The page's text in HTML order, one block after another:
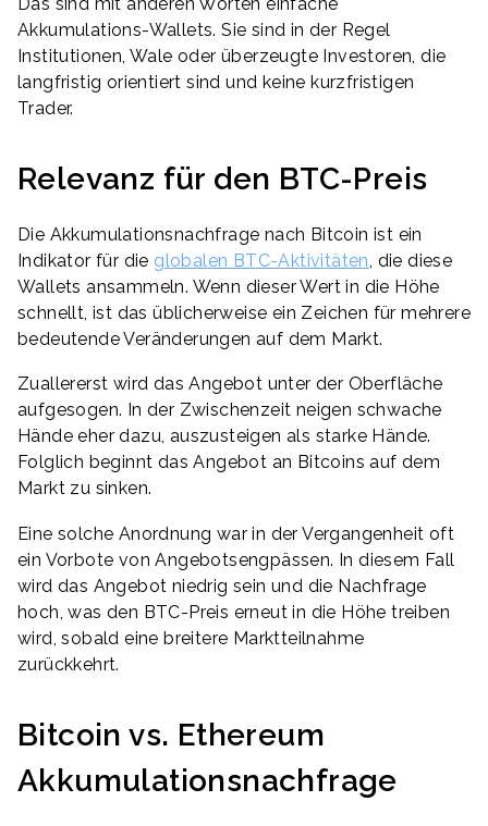
Akkumulations-Wallets. Sie sind in der Regel
Institutionen, Wale oder überzeugte Investoren, die
langfristig orientiert sind und keine kurzfristigen
Trader.
Relevanz für den BTC-Preis
Die Akkumulationsnachfrage nach Bitcoin ist ein
Indikator für die globalen BTC-Aktivitäten , die diese
Wallets ansammeln. Wenn dieser Wert in die Höhe
schnellt, ist das üblicherweise ein Zeichen für mehrere
bedeutende Veränderungen auf dem Markt.
Zuallererst wird das Angebot unter der Oberfläche
aufgesogen. In der Zwischenzeit neigen schwache
Hände eher dazu, auszusteigen als starke Hände.
Folglich beginnt das Angebot an Bitcoins auf dem
Markt zu sinken.
Eine solche Anordnung war in der Vergangenheit oft
ein Vorbote von Angebotsengpässen. In diesem Fall
wird das Angebot niedrig sein und die Nachfrage
hoch, was den BTC-Preis erneut in die Höhe treiben
wird, sobald eine breitere Marktteilnahme
zurückkehrt.
Bitcoin vs. Ethereum
Akkumulationsnachfrage